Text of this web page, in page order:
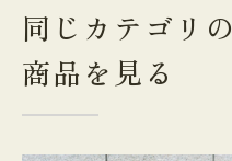
同じカテゴリの
商品を見る